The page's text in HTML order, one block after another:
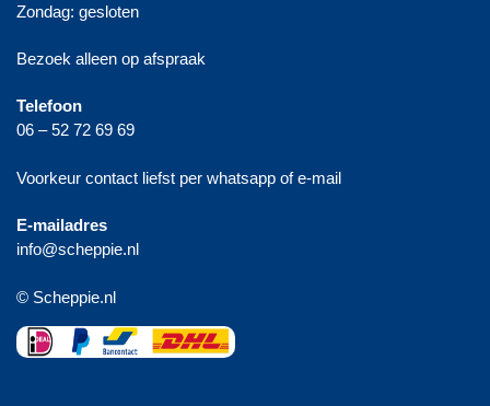
Zondag: gesloten
Bezoek alleen op afspraak
Telefoon
06 – 52 72 69 69
Voorkeur contact liefst per whatsapp of e-mail
E-mailadres
info@scheppie.nl
© Scheppie.nl